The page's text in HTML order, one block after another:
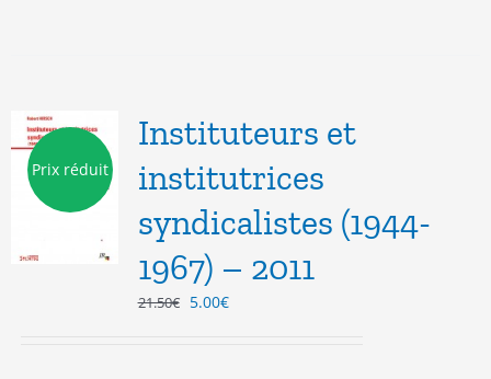
Prix réduit
Instituteurs et
institutrices
syndicalistes (1944-
1967) – 2011
21.50€ Le
5.00€Le